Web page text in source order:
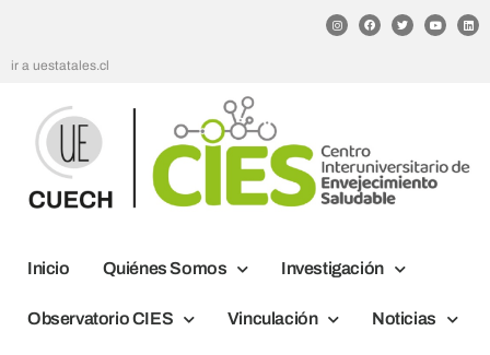
ir a uestatales.cl
Inicio Quiénes Somos Investigación
Observatorio CIES Vinculación Noticias